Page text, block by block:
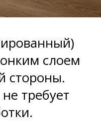
слоем
стороны.
требует